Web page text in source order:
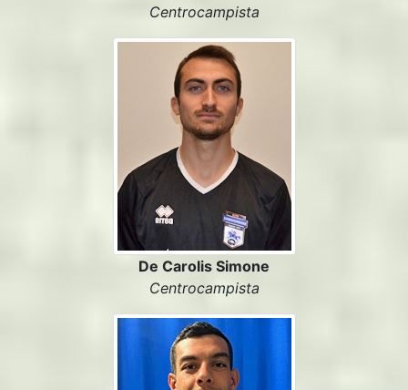
Centrocampista
De Carolis Simone
Centrocampista